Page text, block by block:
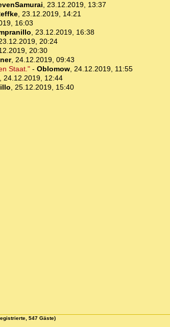
23.12.2019, 13:37
, 23.12.2019, 14:21
16:03
23.12.2019, 16:38
20:24
20:30
, 24.12.2019, 09:43
Staat."- Oblomow, 24.12.2019, 11:55
24.12.2019, 12:44
25.12.2019, 15:40
547 Gäste)